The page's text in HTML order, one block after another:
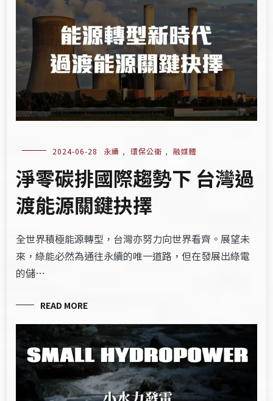
2024-06-28 永續 , 環保公衛 , 融媒體
淨零碳排國際趨勢下 台灣過
渡能源關鍵抉擇
全世界積極能源轉型，台灣亦努力向世界看齊。展望未
來，綠能必然為通往永續的唯一道路，但在發展出綠電
的儲…
READ MORE